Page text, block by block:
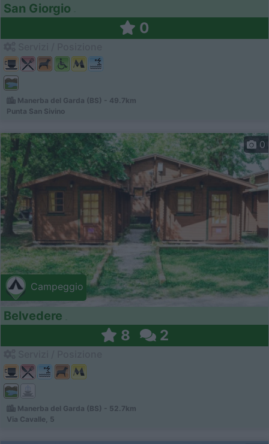
San Giorgio
0
Manerba del Garda (BS) - 49.7km
Punta San Sivino
Campeggio
0
Belvedere
8 2
Manerba del Garda (BS) - 52.7km
Via Cavalle, 5